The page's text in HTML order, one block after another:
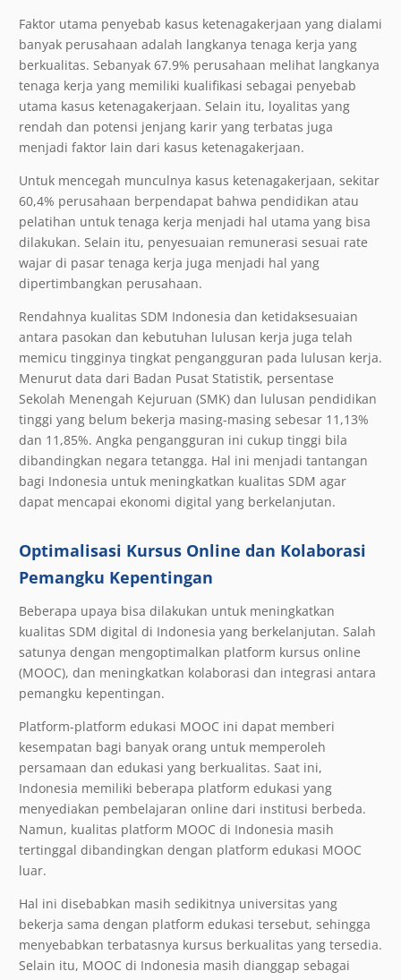
Faktor utama penyebab kasus ketenagakerjaan yang dialami
banyak perusahaan adalah langkanya tenaga kerja yang
berkualitas. Sebanyak 67.9% perusahaan melihat langkanya
tenaga kerja yang memiliki kualifikasi sebagai penyebab
utama kasus ketenagakerjaan. Selain itu, loyalitas yang
rendah dan potensi jenjang karir yang terbatas juga
menjadi faktor lain dari kasus ketenagakerjaan.
Untuk mencegah munculnya kasus ketenagakerjaan, sekitar
60,4% perusahaan berpendapat bahwa pendidikan atau
pelatihan untuk tenaga kerja menjadi hal utama yang bisa
dilakukan. Selain itu, penyesuaian remunerasi sesuai rate
wajar di pasar tenaga kerja juga menjadi hal yang
dipertimbangkan perusahaan.
Rendahnya kualitas SDM Indonesia dan ketidaksesuaian
antara pasokan dan kebutuhan lulusan kerja juga telah
memicu tingginya tingkat pengangguran pada lulusan kerja.
Menurut data dari Badan Pusat Statistik, persentase
Sekolah Menengah Kejuruan (SMK) dan lulusan pendidikan
tinggi yang belum bekerja masing-masing sebesar 11,13%
dan 11,85%. Angka pengangguran ini cukup tinggi bila
dibandingkan negara tetangga. Hal ini menjadi tantangan
bagi Indonesia untuk meningkatkan kualitas SDM agar
dapat mencapai ekonomi digital yang berkelanjutan.
Optimalisasi Kursus Online dan Kolaborasi
Pemangku Kepentingan
Beberapa upaya bisa dilakukan untuk meningkatkan
kualitas SDM digital di Indonesia yang berkelanjutan. Salah
satunya dengan mengoptimalkan platform kursus online
(MOOC), dan meningkatkan kolaborasi dan integrasi antara
pemangku kepentingan.
Platform-platform edukasi MOOC ini dapat memberi
kesempatan bagi banyak orang untuk memperoleh
persamaan dan edukasi yang berkualitas. Saat ini,
Indonesia memiliki beberapa platform edukasi yang
menyediakan pembelajaran online dari institusi berbeda.
Namun, kualitas platform MOOC di Indonesia masih
tertinggal dibandingkan dengan platform edukasi MOOC
luar.
Hal ini disebabkan masih sedikitnya universitas yang
bekerja sama dengan platform edukasi tersebut, sehingga
menyebabkan terbatasnya kursus berkualitas yang tersedia.
Selain itu, MOOC di Indonesia masih dianggap sebagai